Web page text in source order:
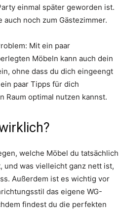
einmal später geworden ist.
noch zum Gästezimmer.
Mit ein paar
Möbeln kann auch dein
ohne dass du dich eingeengt
paar Tipps für dich
Raum optimal nutzen kannst.
welche Möbel du tatsächlich
und was vielleicht ganz nett ist,
Außerdem ist es wichtig vor
das eigene WG-
findest du die perfekten